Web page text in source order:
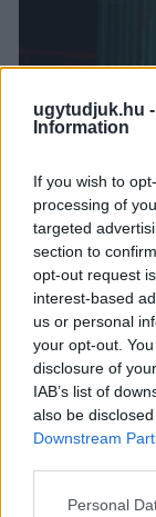
ugytudjuk.hu -
Information
If you wish to
processing of
targeted
section to
opt-out request
interest-based
us or personal
your opt-out.
disclosure of
IAB’s list of
also be
Downstream
Please note
Personal